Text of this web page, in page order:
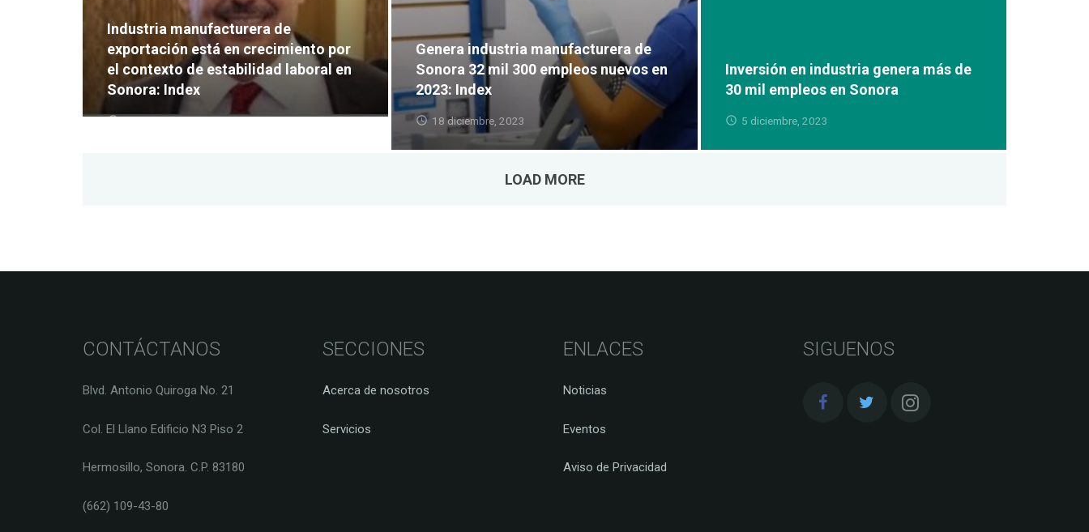
Industria manufacturera de
exportación está en crecimiento por
el contexto de estabilidad laboral en
Sonora: Index
18 diciembre, 2023
Genera industria manufacturera de
Sonora 32 mil 300 empleos nuevos en
2023: Index
18 diciembre, 2023
Inversión en industria genera más de
30 mil empleos en Sonora
5 diciembre, 2023
LOAD MORE
CONTÁCTANOS
Blvd. Antonio Quiroga No. 21
Col. El Llano Edificio N3 Piso 2
Hermosillo, Sonora. C.P. 83180
(662) 109-43-80
SECCIONES
Acerca de nosotros
Servicios
ENLACES
Noticias
Eventos
Aviso de Privacidad
SIGUENOS